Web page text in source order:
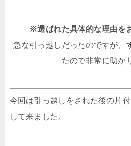
※選ばれた具体的な理由を
急な引っ越しだったのですが、
たので非常に助か
今回は引っ越しをされた後の片
して来ました。